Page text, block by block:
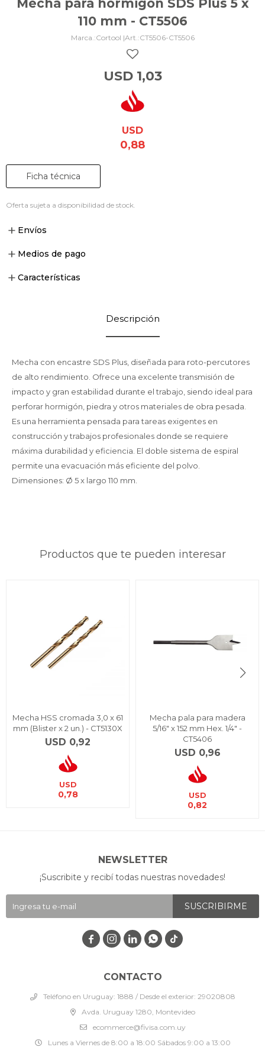
Mecha para hormigón SDS Plus 5 x
110 mm - CT5506
Cortool | CT5506-CT5506
USD 1,03
USD
0,88
Ficha técnica
Oferta sujeta a disponibilidad de stock.
Envíos
Medios de pago
Características
Descripción
Mecha con encastre SDS Plus, diseñada para roto-percutores
de alto rendimiento. Ofrece una excelente transmisión de
impacto y gran estabilidad durante el trabajo, siendo ideal para
perforar hormigón, piedra y otros materiales de obra pesada.
Es una herramienta pensada para tareas exigentes en
construcción y trabajos profesionales donde se requiere
máxima durabilidad y eficiencia. El doble sistema de espiral
permite una evacuación más eficiente del polvo.
Dimensiones: Ø 5 x largo 110 mm.
Productos que te pueden interesar
Mecha HSS cromada 3,0 x 61
mm (Blister x 2 un.) - CT5130X
USD 0,92
USD
0,78
Mecha pala para madera
5/16" x 152 mm Hex. 1/4" -
CT5406
USD 0,96
USD
0,82
CONTACTO
Teléfono en Uruguay: 1888 / Desde el exterior: 29020808
Avda. Uruguay 1280, Montevideo
ecommerce@fivisa.com.uy
Lunes a Viernes de 8:00 a 18:00 Sábados 9:00 a 13:00
NEWSLETTER
¡Suscribite y recibí todas nuestras novedades!
SUSCRIBIRME
   